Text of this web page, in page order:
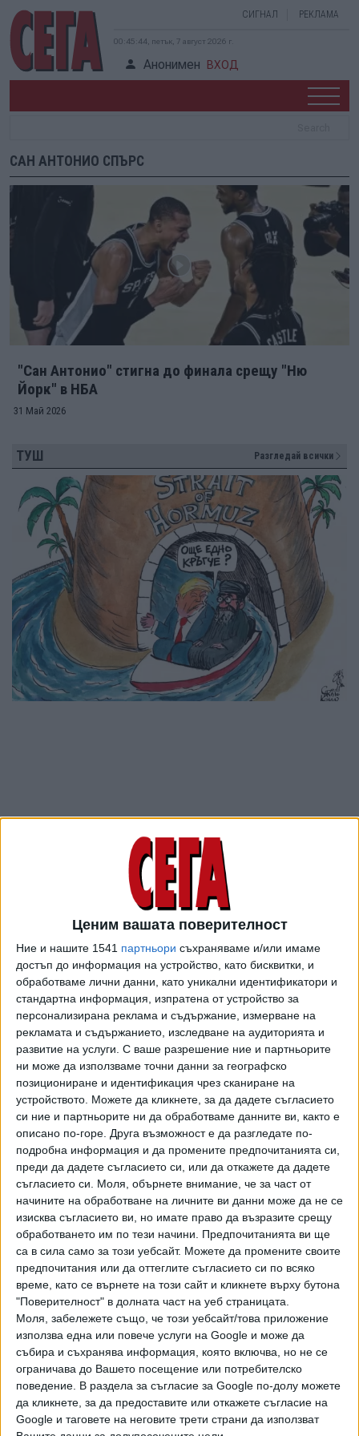
Ценим вашата поверителност
Ние и нашите 1541 партньори съхраняваме и/или имаме
достъп до информация на устройство, като бисквитки, и
обработваме лични данни, като уникални идентификатори и
стандартна информация, изпратена от устройство за
персонализирана реклама и съдържание, измерване на
рекламата и съдържанието, изследване на аудиторията и
развитие на услуги. С ваше разрешение ние и партньорите
ни може да използваме точни данни за географско
позициониране и идентификация чрез сканиране на
устройството. Можете да кликнете, за да дадете съгласието
си ние и партньорите ни да обработваме данните ви, както е
описано по-горе. Друга възможност е да разгледате по-
подробна информация и да промените предпочитанията си,
преди да дадете съгласието си, или да откажете да дадете
съгласието си. Моля, обърнете внимание, че за част от
начините на обработване на личните ви данни може да не се
изисква съгласието ви, но имате право да възразите срещу
обработването им по тези начини. Предпочитанията ви ще
са в сила само за този уебсайт. Можете да промените своите
предпочитания или да оттеглите съгласието си по всяко
време, като се върнете на този сайт и кликнете върху бутона
"Поверителност" в долната част на уеб страницата.
Моля, забележете също, че този уебсайт/това приложение
използва една или повече услуги на Google и може да
събира и съхранява информация, която включва, но не се
ограничава до Вашето посещение или потребителско
поведение. В раздела за съгласие за Google по-долу можете
да кликнете, за да предоставите или откажете съгласие на
Google и таговете на неговите трети страни да използват
СИГНАЛ РЕКЛАМА
00:45:44, петък, 7 август 2026 г.
Анонимен ВХОД
САН АНТОНИО СПЪРС
"Сан Антонио" стигна до финала срещу "Ню
Йорк" в НБА
31 Май 2026
ТУШ Разгледай всички
Хавайската Богородица заплака с фентанилови сълзи
Видео Разгледай всички
Двама кандидат-президенти се борят за любовта на
Радев
НАЙ-ЧЕТЕНИ